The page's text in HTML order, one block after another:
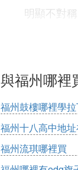
明顯不對稱
1、操作的
2、在眉部
力度太緊
由於兩邊
與福州哪裡
福州鼓樓哪裡學
福州十八高中地
福州流琪哪裡買